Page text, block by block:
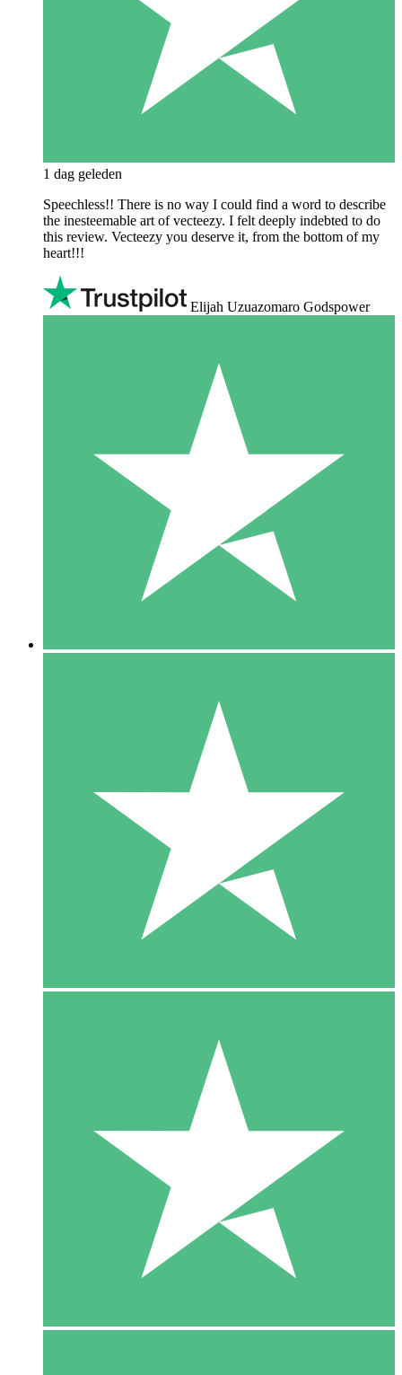
1 dag geleden
Speechless!! There is no way I could find a word to describe
the inesteemable art of vecteezy. I felt deeply indebted to do
this review. Vecteezy you deserve it, from the bottom of my
heart!!!
Elijah Uzuazomaro Godspower